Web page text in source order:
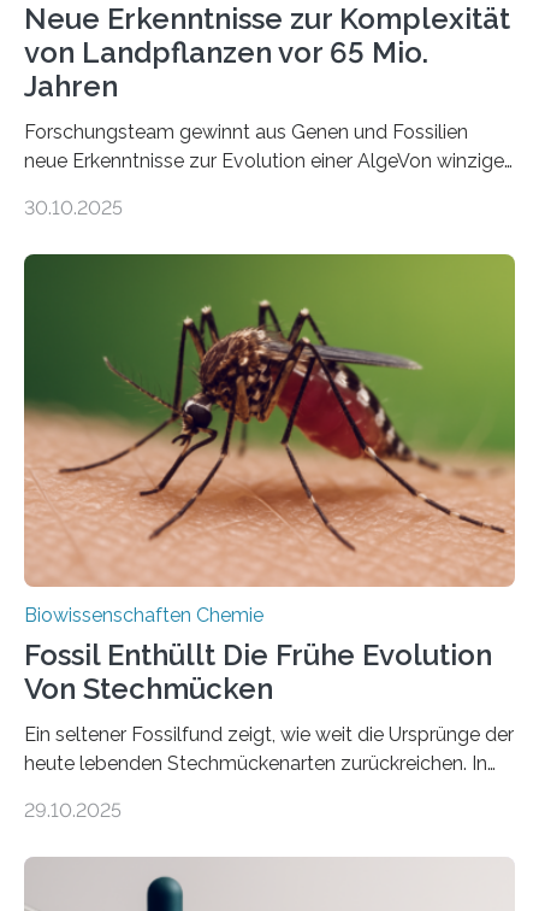
Neue Erkenntnisse zur Komplexität
von Landpflanzen vor 65 Mio.
Jahren
Forschungsteam gewinnt aus Genen und Fossilien
neue Erkenntnisse zur Evolution einer AlgeVon winzigen
Landpflanzen zählen zu den komplexesten
Grünalgen, die vor Hunderten von Millionen Jahren
lebten. Unter den Vorfahren sticht eine Gruppe heraus,
die noch heute in der Natur vorkommt: die
Süßwasseralge Coleochaetophyceae. Einige Arten
dieser Gruppe bilden aus Zellfäden dichte Geflechte
mit scheibenförmiger Gestalt. Was auffällig ist: Die
nächsten…
30.10.2025
Biowissenschaften Chemie
Fossil Enthüllt Die Frühe Evolution
Von Stechmücken
Ein seltener Fossilfund zeigt, wie weit die Ursprünge der
heute lebenden Stechmückenarten zurückreichen. In
Forschende die bisher älteste bekannte Stechmücken-
Region Kachin in Myanmar und hat sich in
29.10.2025